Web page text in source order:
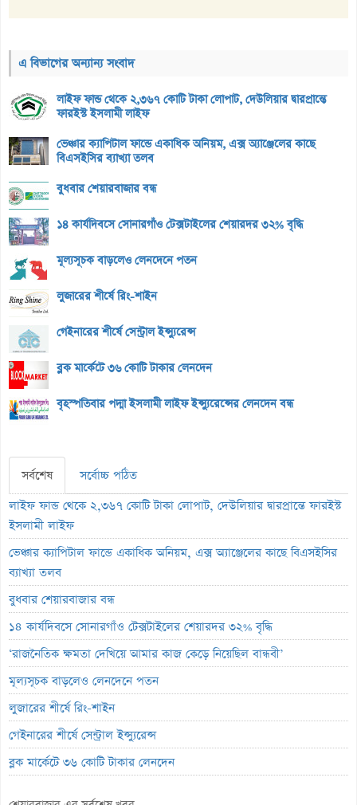
এ বিভাগের অন্যান্য সংবাদ
লাইফ ফান্ড থেকে ২,৩৬৭ কোটি টাকা লোপাট, দেউলিয়ার দ্বারপ্রান্তে
ফারইস্ট ইসলামী লাইফ
ভেঞ্চার ক্যাপিটাল ফান্ডে একাধিক অনিয়ম, এক্স অ্যাঞ্জেলের কাছে
বিএসইসির ব্যাখ্যা তলব
বুধবার শেয়ারবাজার বন্ধ
১৪ কার্যদিবসে সোনারগাঁও টেক্সটাইলের শেয়ারদর ৩২% বৃদ্ধি
মূল্যসূচক বাড়লেও লেনদেনে পতন
লুজারের শীর্ষে রিং-শাইন
গেইনারের শীর্ষে সেন্ট্রাল ইন্স্যুরেন্স
ব্লক মার্কেটে ৩৬ কোটি টাকার লেনদেন
বৃহস্পতিবার পদ্মা ইসলামী লাইফ ইন্স্যুরেন্সের লেনদেন বন্ধ
সর্বশেষ
সর্বোচ্চ পঠিত
লাইফ ফান্ড থেকে ২,৩৬৭ কোটি টাকা লোপাট, দেউলিয়ার দ্বারপ্রান্তে ফারইস্ট
ইসলামী লাইফ
ভেঞ্চার ক্যাপিটাল ফান্ডে একাধিক অনিয়ম, এক্স অ্যাঞ্জেলের কাছে বিএসইসির
ব্যাখ্যা তলব
বুধবার শেয়ারবাজার বন্ধ
১৪ কার্যদিবসে সোনারগাঁও টেক্সটাইলের শেয়ারদর ৩২% বৃদ্ধি
‘রাজনৈতিক ক্ষমতা দেখিয়ে আমার কাজ কেড়ে নিয়েছিল বান্ধবী’
মূল্যসূচক বাড়লেও লেনদেনে পতন
লুজারের শীর্ষে রিং-শাইন
গেইনারের শীর্ষে সেন্ট্রাল ইন্স্যুরেন্স
ব্লক মার্কেটে ৩৬ কোটি টাকার লেনদেন